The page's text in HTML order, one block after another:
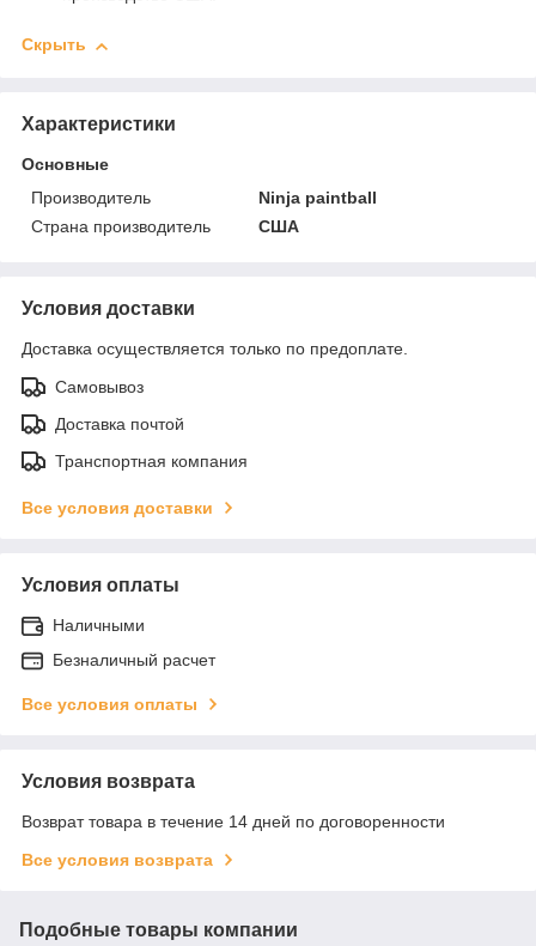
Скрыть
Характеристики
Основные
Производитель
Ninja paintball
Страна производитель
США
Условия доставки
Доставка осуществляется только по предоплате.
Самовывоз
Доставка почтой
Транспортная компания
Все условия доставки
Условия оплаты
Наличными
Безналичный расчет
Все условия оплаты
Условия возврата
Возврат товара в течение 14 дней по договоренности
Все условия возврата
Подобные товары компании